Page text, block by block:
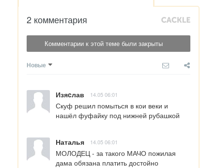
2 комментария
Комментарии к этой теме были закрыты
Новые
Изяcлав 14.05 06:01
Скуф решил помыться в кои веки и
нашёл фуфайку под нижней рубашкой
Наталья 14.05 06:01
МОЛОДЕЦ - за такого МАЧО пожилая
дама обязана платить достойно